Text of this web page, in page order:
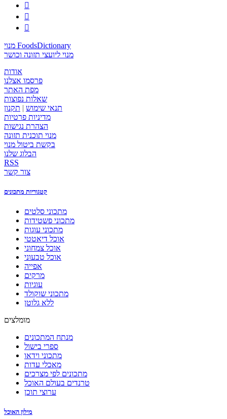



מנוי FoodsDictionary
מנוי ליועצי תזונה וכושר
אודות
פרסמו אצלנו
מפת האתר
שאלות נפוצות
תנאי שימוש | תקנון
מדיניות פרטיות
הצהרת נגישות
מנוי תוכנית תזונה
בקשת ביטול מנוי
הבלוג שלנו
RSS
צור קשר
קטגוריות מתכונים
מתכוני סלטים
מתכוני פשטידות
מתכוני עוגות
אוכל דיאטטי
אוכל צמחוני
אוכל טבעוני
אפייה
מרקים
עוגיות
מתכוני שוקולד
ללא גלוטן
מומלצים
מנתח המתכונים
ספרי בישול
מתכוני וידאו
מאכלי עדות
מתכונים לפי מצרכים
טרנדים בעולם האוכל
ערוצי תוכן
מילון האוכל